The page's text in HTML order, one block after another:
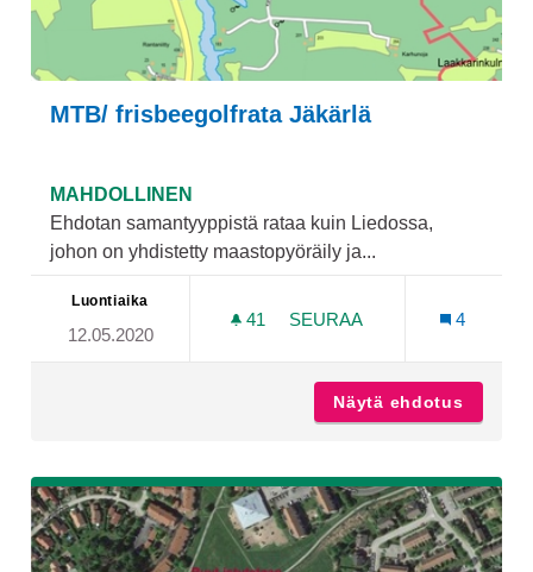
MTB/ frisbeegolfrata Jäkärlä
MAHDOLLINEN
Ehdotan samantyyppistä rataa kuin Liedossa,
johon on yhdistetty maastopyöräily ja...
Luontiaika
12.05.2020
41 41 SEURAAJAA
SEURAA
4
Näytä ehdotus